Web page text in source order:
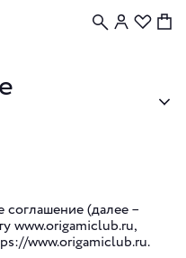
соглашение (далее –
www.origamiclub.ru,
www.origamiclub.ru.